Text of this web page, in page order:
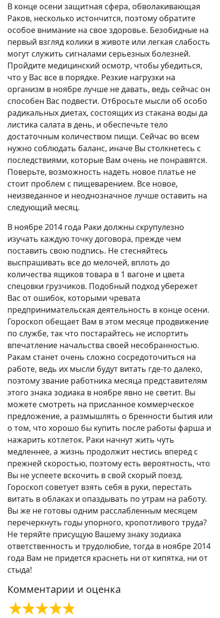
В конце осени защитная сфера, обволакивающая
Раков, несколько истончится, поэтому обратите
особое внимание на свое здоровье. Безобидные на
первый взгляд колики в животе или легкая слабость
могут служить сигналами серьезных болезней.
Пройдите медицинский осмотр, чтобы убедиться,
что у Вас все в порядке. Резкие нагрузки на
организм в ноябре лучше не давать, ведь сейчас он
способен Вас подвести. Отбросьте мысли об особо
радикальных диетах, состоящих из стакана воды да
листика салата в день, и обеспечьте тело
достаточным количеством пищи. Сейчас во всем
нужно соблюдать баланс, иначе Вы столкнетесь с
последствиями, которые Вам очень не понравятся.
Поверьте, возможность надеть новое платье не
стоит проблем с пищеварением. Все новое,
неизведанное и неоднозначное лучше оставить на
следующий месяц.
В ноябре 2014 года Раки должны скрупулезно
изучать каждую точку договора, прежде чем
поставить свою подпись. Не стесняйтесь
выспрашивать все до мелочей, вплоть до
количества ящиков товара в 1 вагоне и цвета
спецовки грузчиков. Подобный подход убережет
Вас от ошибок, которыми чревата
предпринимательская деятельность в конце осени.
Гороскоп обещает Вам в этом месяце продвижение
по службе, так что постарайтесь не испортить
впечатление начальства своей несобранностью.
Ракам станет очень сложно сосредоточиться на
работе, ведь их мысли будут витать где-то далеко,
поэтому звание работника месяца представителям
этого знака зодиака в ноябре явно не светит. Вы
можете смотреть на присланное коммерческое
предложение, а размышлять о бренности бытия или
о том, что хорошо бы купить после работы фарша и
нажарить котлеток. Раки начнут жить чуть
медленнее, а жизнь продолжит нестись вперед с
прежней скоростью, поэтому есть вероятность, что
Вы не успеете вскочить в свой скорый поезд.
Гороскоп советует взять себя в руки, перестать
витать в облаках и опаздывать по утрам на работу.
Вы же не готовы одним расслабленным месяцем
перечеркнуть годы упорного, кропотливого труда?
Не теряйте присущую Вашему знаку зодиака
ответственность и трудолюбие, тогда в ноябре 2014
года Вам не придется краснеть ни от кипятка, ни от
стыда!
Комментарии и оценка